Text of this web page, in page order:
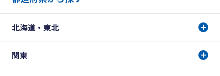
北海道・東北
関東